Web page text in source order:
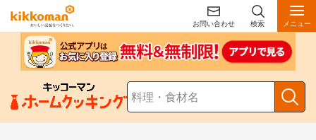
お問い合わせ 検索 メニュー